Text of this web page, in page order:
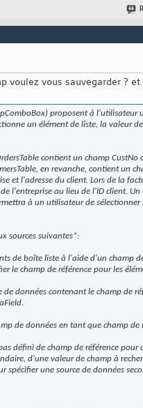
voulez vous sauvegarder ?
proposent à l'utilisateur
un élément de liste, la valeur
contient un champ
en revanche, contient un
et l'adresse du client. Lors de la
l'entreprise au lieu de l'ID client. Un
à un utilisateur de
sources suivantes*:
de boîte liste à l'aide d'un champ
le champ de référence pour les
données contenant le champ de
de données en tant que champ de
défini de champ de référence pour
d'une valeur de champ à
une source de données